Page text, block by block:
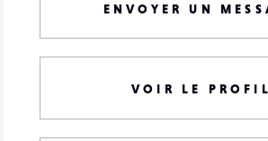
ENVOYER UN
VOIR LE PROFIL